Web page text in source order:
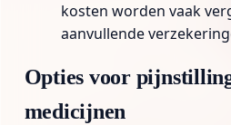
kosten worden vaak
aanvullende
Opties voor
medicijnen